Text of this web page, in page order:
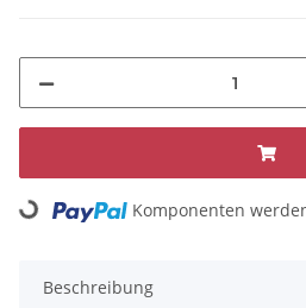
Loading... Komponenten
Beschreibung